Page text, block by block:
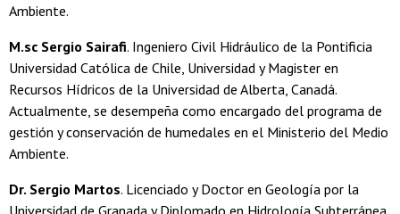
Ambiente.
M.sc Sergio Sairafi. Ingeniero Civil Hidráulico de la Pontificia
Universidad Católica de Chile, Universidad y Magister en
Recursos Hídricos de la Universidad de Alberta, Canadá.
Actualmente, se desempeña como encargado del programa de
gestión y conservación de humedales en el Ministerio del Medio
Ambiente.
Dr. Sergio Martos. Licenciado y Doctor en Geología por la